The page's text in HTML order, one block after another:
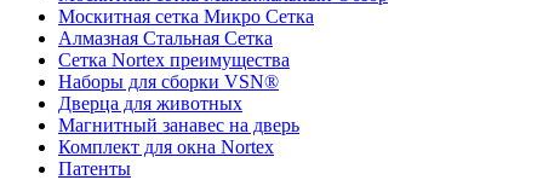
Москитная сетка Микро Сетка
Алмазная Стальная Сетка
Сетка Nortex преимущества
Наборы для сборки VSN®
Дверца для животных
Магнитный занавес на дверь
Комплект для окна Nortex
Патенты